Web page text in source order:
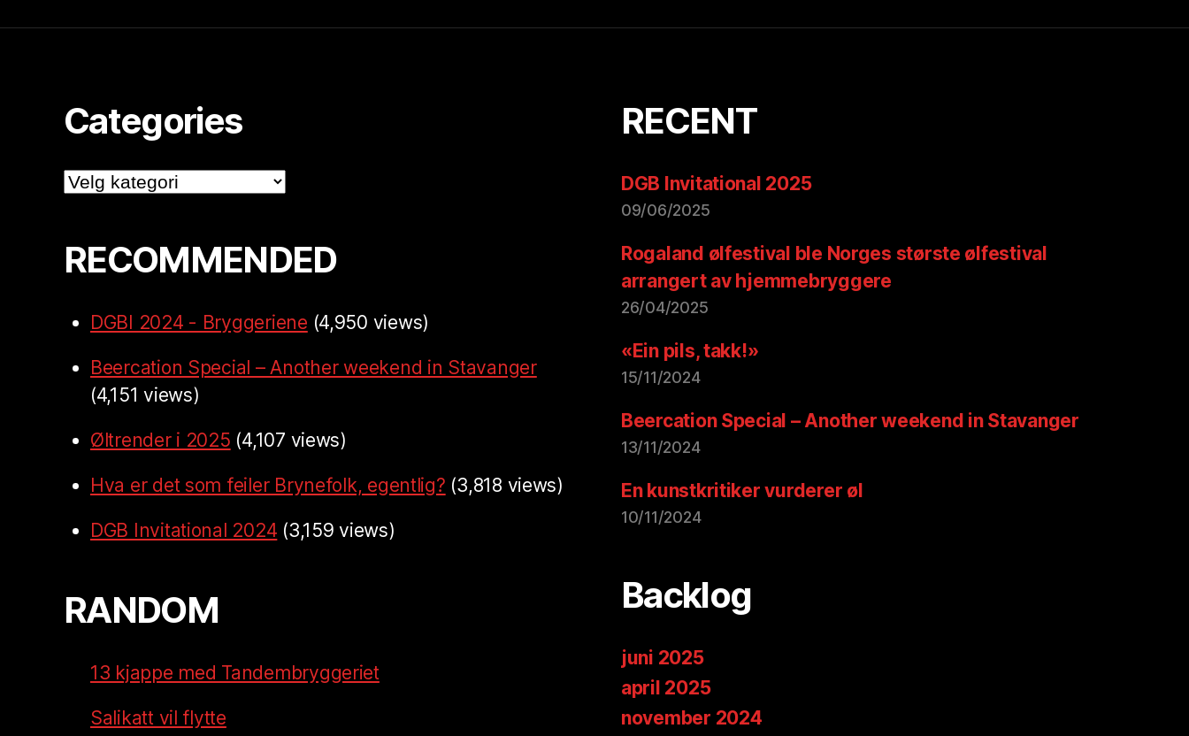
Categories
Categories
RECOMMENDED
DGBI 2024 - Bryggeriene (4,950 views)
Beercation Special – Another weekend in Stavanger
(4,151 views)
Øltrender i 2025 (4,107 views)
Hva er det som feiler Brynefolk, egentlig? (3,818 views)
DGB Invitational 2024 (3,159 views)
RANDOM
13 kjappe med Tandembryggeriet
Salikatt vil flytte
RECENT
DGB Invitational 2025
09/06/2025
Rogaland ølfestival ble Norges største ølfestival
arrangert av hjemmebryggere
26/04/2025
«Ein pils, takk!»
15/11/2024
Beercation Special – Another weekend in Stavanger
13/11/2024
En kunstkritiker vurderer øl
10/11/2024
Backlog
juni 2025
april 2025
november 2024